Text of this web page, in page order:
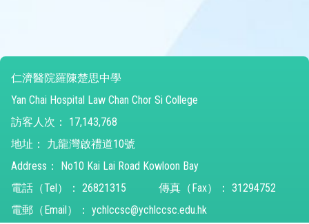
仁濟醫院羅陳楚思中學
Yan Chai Hospital Law Chan Chor Si College
訪客人次：
17,143,768
地址：
九龍灣啟禮道10號
Address：
No10 Kai Lai Road Kowloon Bay
電話（Tel）： 26821315 傳真（Fax）： 31294752
電郵（Email）： ychlccsc@ychlccsc.edu.hk